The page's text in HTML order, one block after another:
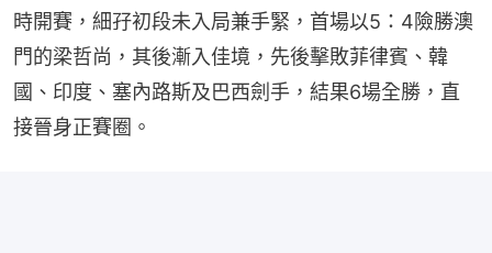
時開賽，細孖初段未入局兼手緊，首場以5：4險勝澳
門的梁哲尚，其後漸入佳境，先後擊敗菲律賓、韓
國、印度、塞內路斯及巴西劍手，結果6場全勝，直
接晉身正賽圈。